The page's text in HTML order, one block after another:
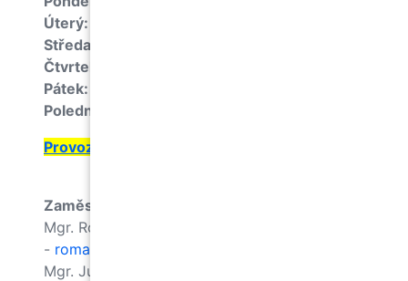
Úterý: 07:30–14:30
Středa: 07:30–16:30
Čtvrtek: 07:30–14:30
Pátek: 07:30–14:30
Polední přestávka každý den 12:15–12:45
Provozní doba přes letní prázdniny
Zaměstnanci:
Mgr. Romana Bachorecová, psycholožka
- romana.bachorecova@pppbrno.cz
Mgr. Judita Baumgartnerová, psycholožka